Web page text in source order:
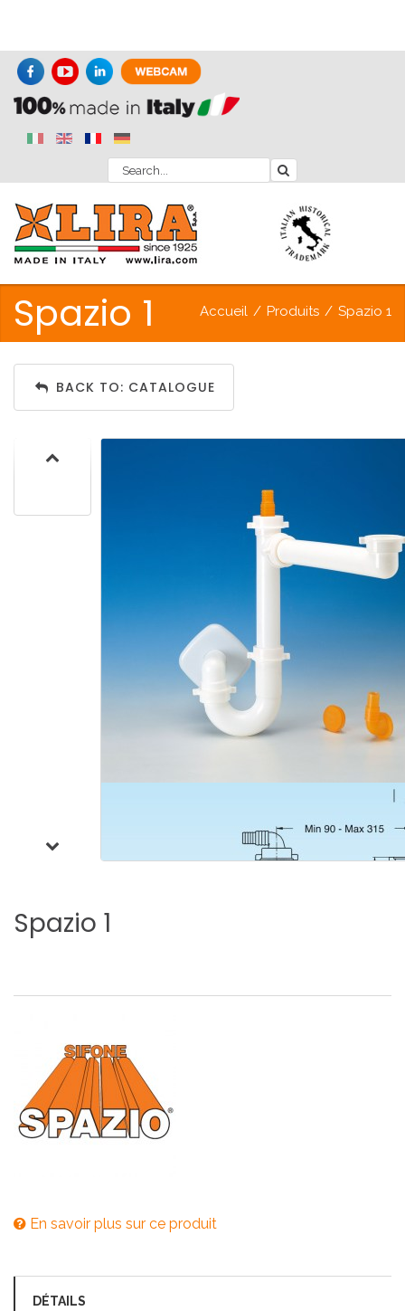
Spazio 1 Accueil / Produits / Spazio 1
BACK TO: CATALOGUE
Spazio 1
En savoir plus sur ce produit
DÉTAILS